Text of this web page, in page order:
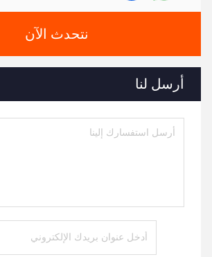
نتحدث الآن
أرسل لنا